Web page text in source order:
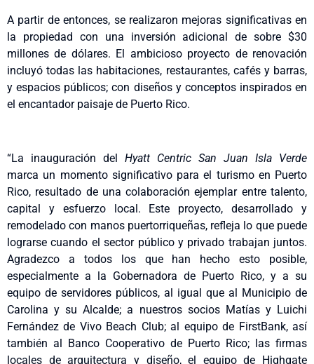
A partir de entonces, se realizaron mejoras significativas en
la propiedad con una inversión adicional de sobre $30
millones de dólares. El ambicioso proyecto de renovación
incluyó todas las habitaciones, restaurantes, cafés y barras,
y espacios públicos; con diseños y conceptos inspirados en
el encantador paisaje de Puerto Rico.
“La inauguración del Hyatt Centric San Juan Isla Verde
marca un momento significativo para el turismo en Puerto
Rico, resultado de una colaboración ejemplar entre talento,
capital y esfuerzo local. Este proyecto, desarrollado y
remodelado con manos puertorriqueñas, refleja lo que puede
lograrse cuando el sector público y privado trabajan juntos.
Agradezco a todos los que han hecho esto posible,
especialmente a la Gobernadora de Puerto Rico, y a su
equipo de servidores públicos, al igual que al Municipio de
Carolina y su Alcalde; a nuestros socios Matías y Luichi
Fernández de Vivo Beach Club; al equipo de FirstBank, así
también al Banco Cooperativo de Puerto Rico; las firmas
locales de arquitectura y diseño, el equipo de Highgate